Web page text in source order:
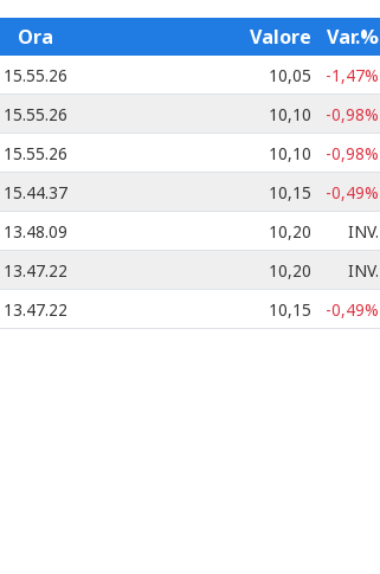
Ora Valore Var.%
15.55.26 10,05 -1,47%
15.55.26
10,10 -0,98%
15.55.26
10,10 -0,98%
15.44.37
10,15 -0,49%
13.48.09
10,20 INV.
13.47.22
10,20 INV.
13.47.22
10,15 -0,49%